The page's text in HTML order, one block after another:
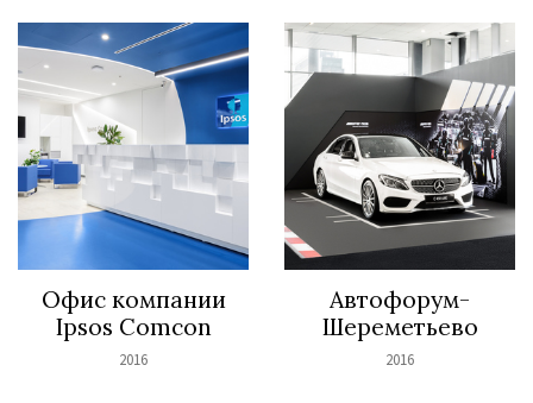
Офис компании
Ipsos Comcon
2016
Автофорум-
Шереметьево
2016